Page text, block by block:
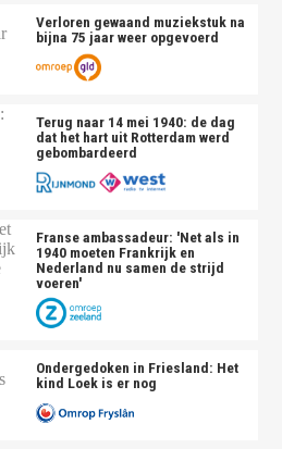
Verloren gewaand muziekstuk na
bijna 75 jaar weer opgevoerd
Terug naar 14 mei 1940: de dag
dat het hart uit Rotterdam werd
gebombardeerd
Franse ambassadeur: 'Net als in
1940 moeten Frankrijk en
Nederland nu samen de strijd
voeren'
Ondergedoken in Friesland: Het
kind Loek is er nog